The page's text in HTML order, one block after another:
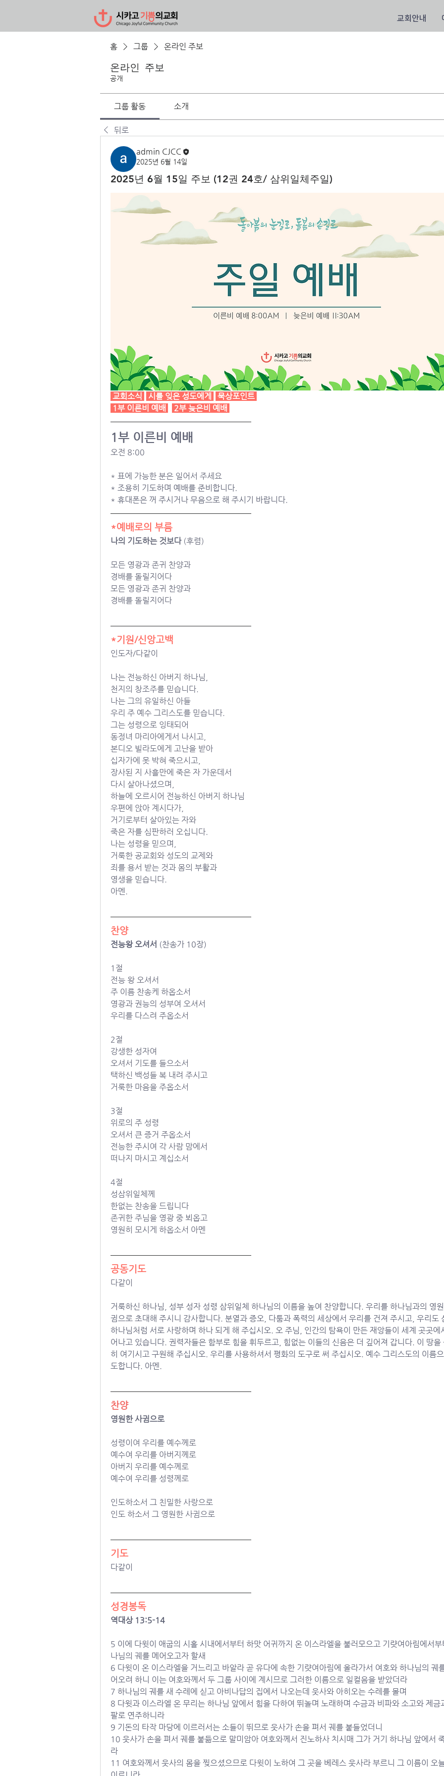
교회안내
홈 그룹 온라인 주보
온라인 주보
공개
그룹 활동 소개
뒤로
admin CJCC
2025년 6월 14일
2025년 6월 15일 주보 (12권 24호/ 삼위일체주일)
교회소식 시를 잊은 성도에게
묵상포인트
1부 이른비 예배
2부 늦은비 예배
1부 이른비 예배
오전 8:00
* 표에 가능한 분은 일어서 주세요
* 조용히 기도하며 예배를 준비합니다.
* 휴대폰은 꺼 주시거나 무음으로 해 주시기 바랍니다.
*예배로의 부름
나의 기도하는 것보다 (후렴)
모든 영광과 존귀 찬양과
경배를 돌릴지어다
모든 영광과 존귀 찬양과
경배를 돌릴지어다
*기원/신앙고백
인도자/다같이
나는 전능하신 아버지 하나님,
천지의 창조주를 믿습니다.
나는 그의 유일하신 아들
우리 주 예수 그리스도를 믿습니다.
그는 성령으로 잉태되어
동정녀 마리아에게서 나시고,
본디오 빌라도에게 고난을 받아
십자가에 못 박혀 죽으시고,
장사된 지 사흘만에 죽은 자 가운데서
다시 살아나셨으며,
하늘에 오르시어 전능하신 아버지 하나님
우편에 앉아 계시다가,
거기로부터 살아있는 자와
죽은 자를 심판하러 오십니다.
나는 성령을 믿으며,
거룩한 공교회와 성도의 교제와
죄를 용서 받는 것과 몸의 부활과
영생을 믿습니다.
아멘.
찬양
전능왕 오셔서 (찬송가 10장)
1절
전능 왕 오셔서
주 이름 찬송케 하옵소서
영광과 권능의 성부여 오셔서
우리를 다스려 주옵소서
2절
강생한 성자여
오셔서 기도를 들으소서
택하신 백성들 복 내려 주시고
거룩한 마음을 주옵소서
3절
위로의 주 성령
오셔서 큰 증거 주옵소서
전능한 주시여 각 사람 맘에서
떠나지 마시고 계십소서
4절
성삼위일체께
한없는 찬송을 드립니다
존귀한 주님을 영광 중 뵈옵고
영원히 모시게 하옵소서 아멘
공동기도
다같이
거룩하신 하나님, 성부 성자 성령 삼위일체 하나님의 이름을 높여 찬양합니다. 우리를 하나님과의 영
귐으로 초대해 주시니 감사합니다. 분열과 증오, 다툼과 폭력의 세상에서 우리를 건져 주시고, 우리도
하나님처럼 서로 사랑하며 하나 되게 해 주십시오. 오 주님, 인간의 탐욕이 만든 재앙들이 세계 곳곳에
어나고 있습니다. 권력자들은 함부로 힘을 휘두르고, 힘없는 이들의 신음은 더 깊어져 갑니다. 이 땅을
히 여기시고 구원해 주십시오. 우리를 사용하셔서 평화의 도구로 써 주십시오. 예수 그리스도의 이름으
도합니다. 아멘.
찬양
영원한 사귐으로
성령이여 우리를 예수께로
예수여 우리를 아버지께로
아버지 우리를 예수께로
예수여 우리를 성령께로
인도하소서 그 친밀한 사랑으로
인도 하소서 그 영원한 사귐으로
기도
다같이
성경봉독
역대상 13:5-14
5 이에 다윗이 애굽의 시홀 시내에서부터 하맛 어귀까지 온 이스라엘을 불러모으고 기럇여아림에서부
나님의 궤를 메어오고자 할새
6 다윗이 온 이스라엘을 거느리고 바알라 곧 유다에 속한 기럇여아림에 올라가서 여호와 하나님의 궤
어오려 하니 이는 여호와께서 두 그룹 사이에 계시므로 그러한 이름으로 일컬음을 받았더라
7 하나님의 궤를 새 수레에 싣고 아비나답의 집에서 나오는데 웃사와 아히오는 수레를 몰며
8 다윗과 이스라엘 온 무리는 하나님 앞에서 힘을 다하여 뛰놀며 노래하며 수금과 비파와 소고와 제금
팔로 연주하니라
9 기돈의 타작 마당에 이르러서는 소들이 뛰므로 웃사가 손을 펴서 궤를 붙들었더니
10 웃사가 손을 펴서 궤를 붙듦으로 말미암아 여호와께서 진노하사 치시매 그가 거기 하나님 앞에서
라
11 여호와께서 웃사의 몸을 찢으셨으므로 다윗이 노하여 그 곳을 베레스 웃사라 부르니 그 이름이 오